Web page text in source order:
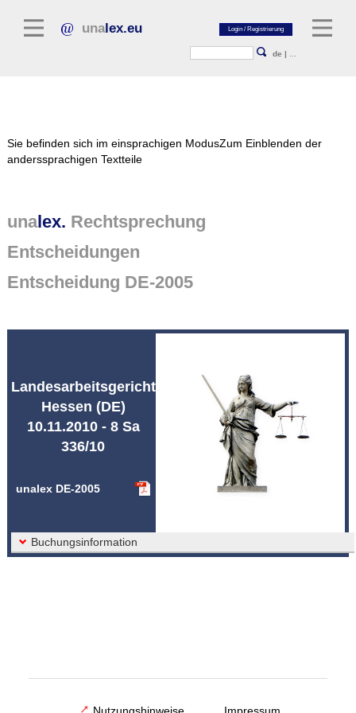
unalex.eu
de |
Normtexte
Rechtsprechung
Sie befinden sich im einsprachigen ModusZum Einblenden der
anderssprachigen Textteile
unalex. Rechtsprechung
Entscheidungen
Entscheidung DE-2005
Landesarbeitsgericht
Hessen (DE)
10.11.2010 - 8 Sa
336/10
unalex DE-2005
Buchungsinformation
Nutzungshinweise Impressum